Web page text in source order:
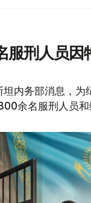
服刑人员因
坦内务部消息，
余名服刑人员和